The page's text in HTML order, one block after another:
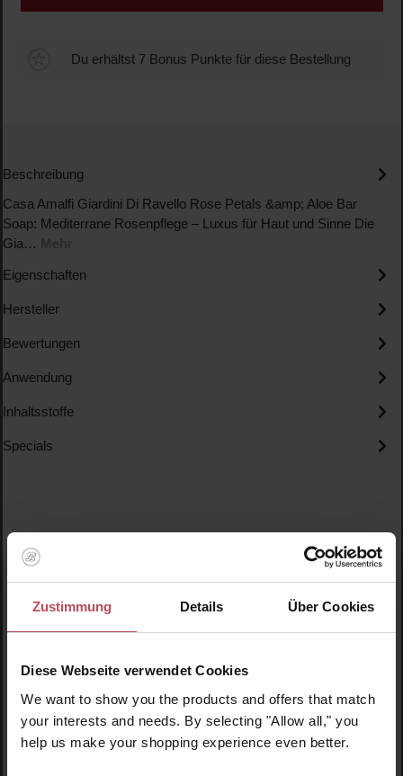
Zustimmung Details Über Cookies
Diese Webseite verwendet Cookies
We want to show you the products and offers that match
your interests and needs. By selecting "Allow all," you
help us make your shopping experience even better.
Du erhältst 7 Bonus Punkte für diese Bestellung
Beschreibung
Casa Amalfi Giardini Di Ravello Rose Petals &amp; Aloe Bar
Soap: Mediterrane Rosenpflege – Luxus für Haut und Sinne Die
Gia… Mehr
Eigenschaften
Hersteller
Bewertungen
Anwendung
Inhaltsstoffe
Specials